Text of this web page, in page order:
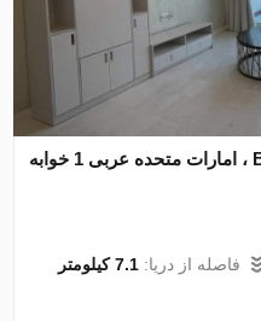
آپارتمان در Business Bay، Dubai ، امارات متحده عربی 1 خوابه
فاصله از دریا:7.1 کیلومتر